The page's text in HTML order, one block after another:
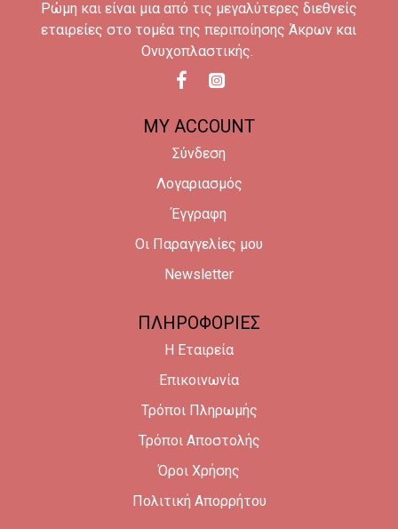
Ρώμη και είναι μια από τις μεγαλύτερες διεθνείς
εταιρείες στο τομέα της περιποίησης Άκρων και
Ονυχοπλαστικής.
MY ACCOUNT
Σύνδεση
Λογαριασμός
Έγγραφη
Οι Παραγγελίες μου
Newsletter
ΠΛΗΡΟΦΟΡΙΕΣ
Η Εταιρεία
Επικοινωνία
Τρόποι Πληρωμής
Τρόποι Αποστολής
Όροι Χρήσης
Πολιτική Απορρήτου